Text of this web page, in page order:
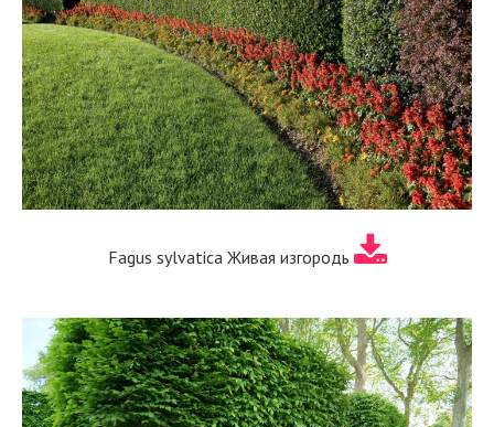
Fagus sylvatica Живая изгородь